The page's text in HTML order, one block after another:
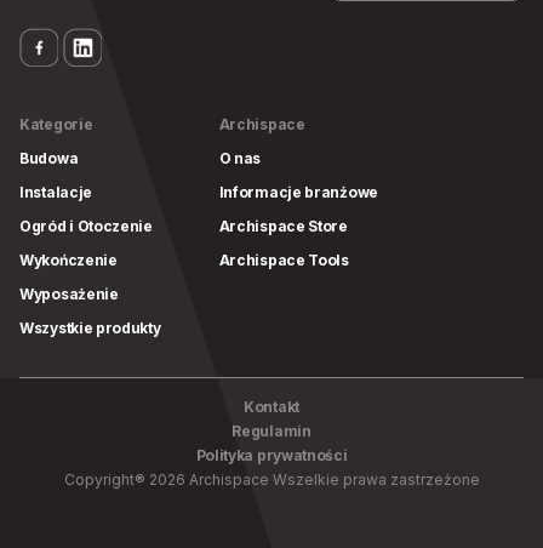
Kategorie
Budowa
Instalacje
Ogród i Otoczenie
Wykończenie
Wyposażenie
Wszystkie produkty
Archispace
O nas
Informacje branżowe
Archispace Store
Archispace Tools
Kontakt
Regulamin
Polityka prywatności
Copyright® 2026 Archispace Wszelkie prawa zastrzeżone